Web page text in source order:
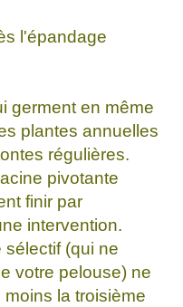
l'épandage
germent en même
plantes annuelles
régulières.
pivotante
finir par
intervention.
sélectif (qui ne
votre pelouse) ne
la troisième